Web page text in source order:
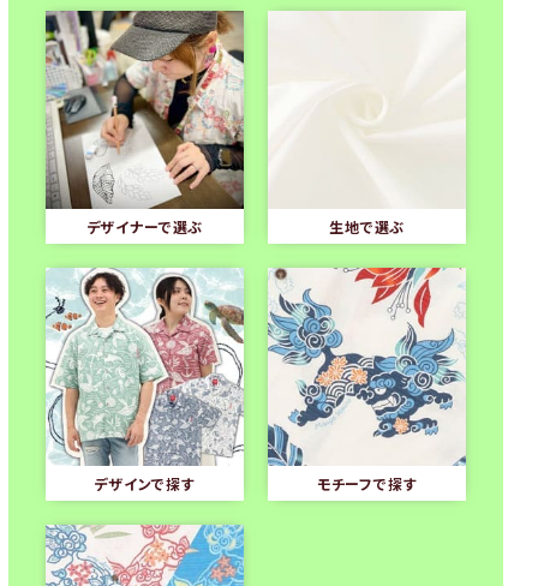
デザイナーで選ぶ 生地で選ぶ
デザインで探す モチーフで探す